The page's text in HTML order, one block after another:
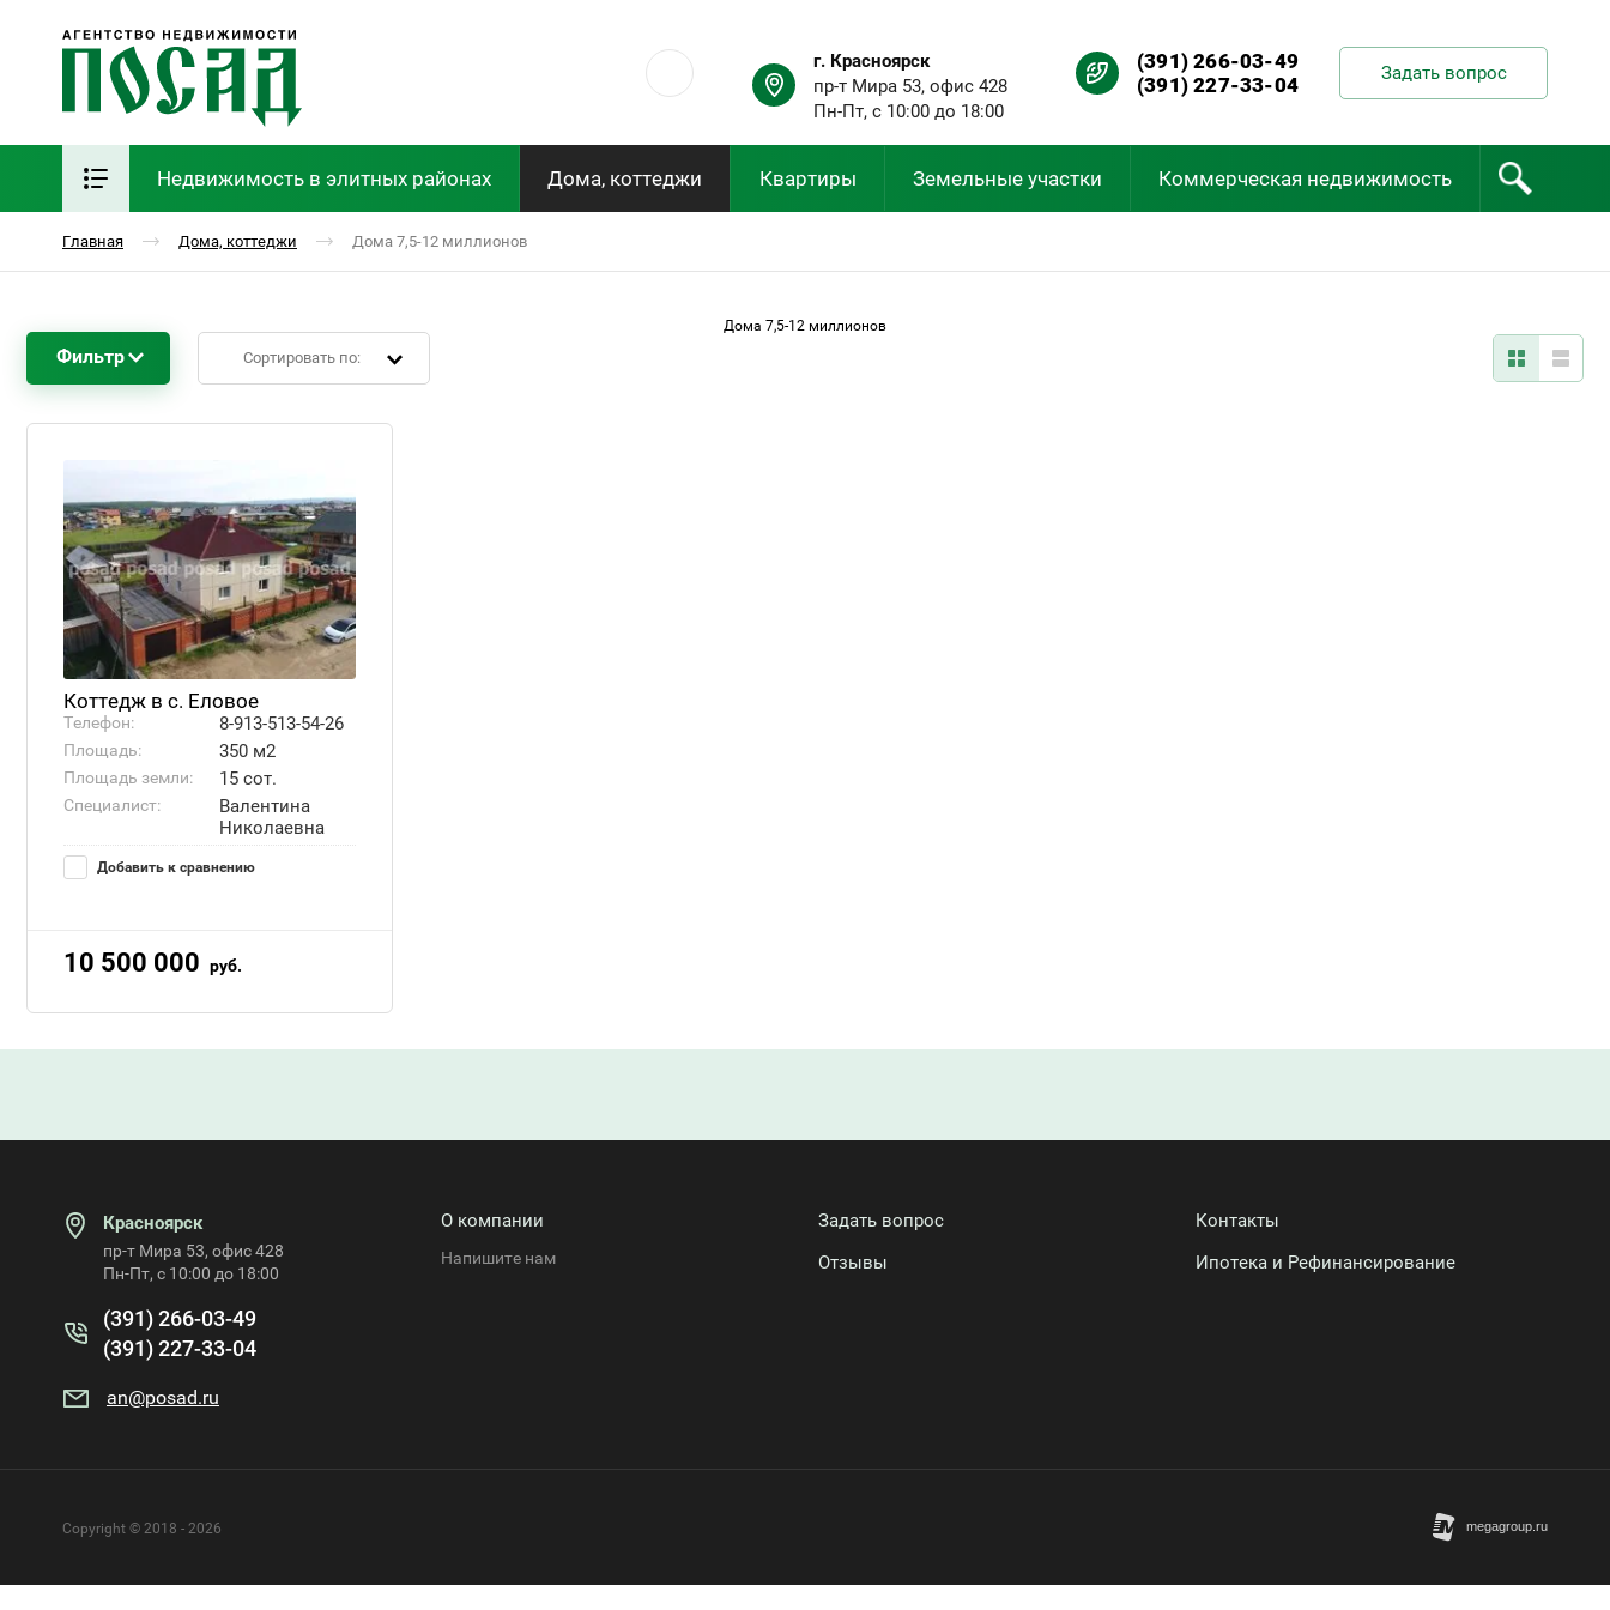
г. Красноярск
пр-т Мира 53, офис 428
Пн-Пт, с 10:00 до 18:00
(391) 266-03-49
(391) 227-33-04
Задать вопрос
Недвижимость в элитных районах Дома, коттеджи Квартиры Земельные участки Коммерческая недвижимость
Главная Дома, коттеджи Дома 7,5-12 миллионов
Дома 7,5-12 миллионов
Фильтр Сортировать по:
Коттедж в с. Еловое
Телефон: 8-913-513-54-26
Площадь: 350 м2
Площадь земли: 15 сот.
Специалист:
Валентина
Николаевна
Добавить к сравнению
10 500 000 руб.
Красноярск
пр-т Мира 53, офис 428
Пн-Пт, с 10:00 до 18:00
(391) 266-03-49
(391) 227-33-04
an@posad.ru
О компании
Напишите нам
Задать вопрос
Отзывы
Контакты
Ипотека и Рефинансирование
Copyright © 2018 - 2026